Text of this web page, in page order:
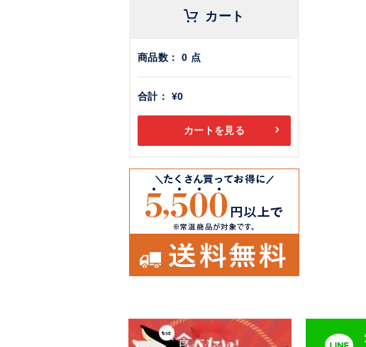
カート
商品数：0 点
合計： ¥0
カートを見る